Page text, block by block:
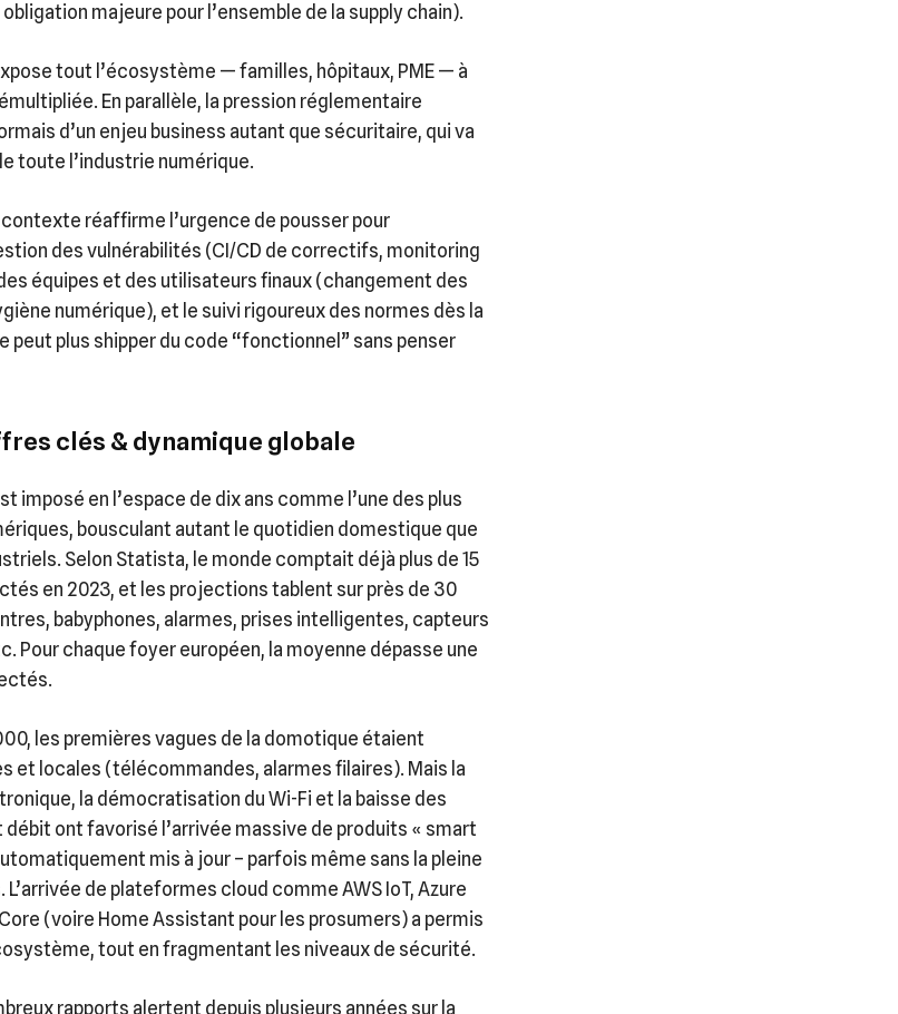
majeure pour l’ensemble de la supply chain).
tout l’écosystème — familles, hôpitaux, PME — à
En parallèle, la pression réglementaire
d’un enjeu business autant que sécuritaire, qui va
toute l’industrie numérique.
réaffirme l’urgence de pousser pour
des vulnérabilités (CI/CD de correctifs, monitoring
équipes et des utilisateurs finaux (changement des
numérique), et le suivi rigoureux des normes dès la
peut plus shipper du code “fonctionnel” sans penser
clés & dynamique globale
imposé en l’espace de dix ans comme l’une des plus
bousculant autant le quotidien domestique que
Selon Statista, le monde comptait déjà plus de 15
en 2023, et les projections tablent sur près de 30
babyphones, alarmes, prises intelligentes, capteurs
Pour chaque foyer européen, la moyenne dépasse une
les premières vagues de la domotique étaient
et locales (télécommandes, alarmes filaires). Mais la
la démocratisation du Wi-Fi et la baisse des
ont favorisé l’arrivée massive de produits « smart
mis à jour – parfois même sans la pleine
de plateformes cloud comme AWS IoT, Azure
(voire Home Assistant pour les prosumers) a permis
tout en fragmentant les niveaux de sécurité.
rapports alertent depuis plusieurs années sur la